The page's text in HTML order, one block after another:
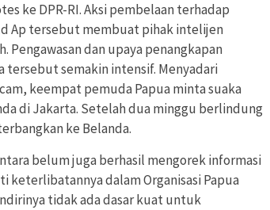
ke DPR-RI. Aksi pembelaan terhadap
Ap tersebut membuat pihak intelijen
Pengawasan dan upaya penangkapan
semakin intensif. Menyadari
keempat pemuda Papua minta suaka
di Jakarta. Setelah dua minggu berlindung
ke Belanda.
belum juga berhasil mengorek informasi
keterlibatannya dalam Organisasi Papua
tidak ada dasar kuat untuk